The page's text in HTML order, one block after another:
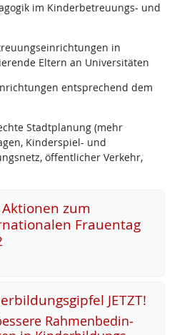
im Kinderbetreuungs- und
in
Eltern an Universitäten
entsprechend dem
Stadtplanung (mehr
Kinderspiel- und
öffentlicher Verkehr,
Aktionen zum
Frauentag
JETZT!
Rah­men­be­din­